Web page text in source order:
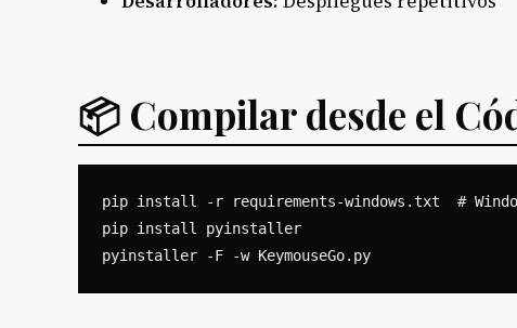
📦 Compilar desde el
pip install -r requirements-windows.txt  #
pip install pyinstaller